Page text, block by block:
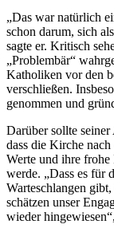
„Das war natürlich
schon darum, sich
sagte er. Kritisch
„Problembär“
Katholiken vor den
verschließen.
genommen und
Darüber sollte
dass die Kirche
Werte und ihre frohe
werde. „Dass es für
Warteschlangen
schätzen unser
wieder